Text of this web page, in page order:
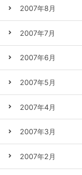
2007年8月
2007年7月
2007年6月
2007年5月
2007年4月
2007年3月
2007年2月